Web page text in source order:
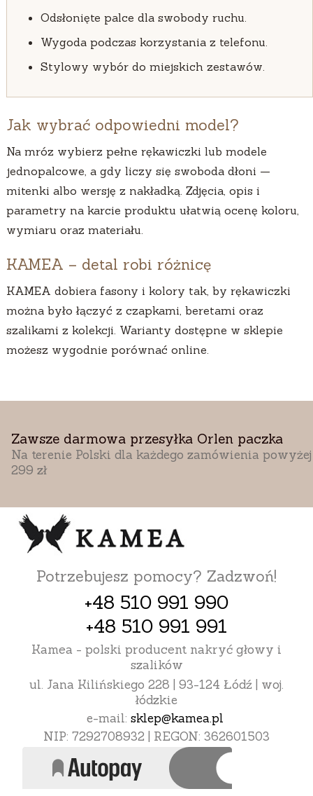
Odsłonięte palce dla swobody ruchu.
Wygoda podczas korzystania z telefonu.
Stylowy wybór do miejskich zestawów.
Jak wybrać odpowiedni model?
Na mróz wybierz pełne rękawiczki lub modele
jednopalcowe, a gdy liczy się swoboda dłoni —
mitenki albo wersję z nakładką. Zdjęcia, opis i
parametry na karcie produktu ułatwią ocenę koloru,
wymiaru oraz materiału.
KAMEA – detal robi różnicę
KAMEA dobiera fasony i kolory tak, by rękawiczki
można było łączyć z czapkami, beretami oraz
szalikami z kolekcji. Warianty dostępne w sklepie
możesz wygodnie porównać online.
Zawsze darmowa przesyłka Orlen paczka
Na terenie Polski dla każdego zamówienia powyżej
299 zł
Potrzebujesz pomocy? Zadzwoń!
+48 510 991 990
+48 510 991 991
Kamea - polski producent nakryć głowy i
szalików
ul. Jana Kilińskiego 228 | 93-124 Łódź | woj.
łódzkie
e-mail: sklep@kamea.pl
NIP: 7292708932 | REGON: 362601503